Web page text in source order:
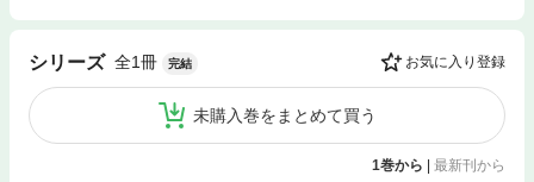
シリーズ 全1冊 完結 お気に入り登録
未購入巻をまとめて買う
1巻から 最新刊から